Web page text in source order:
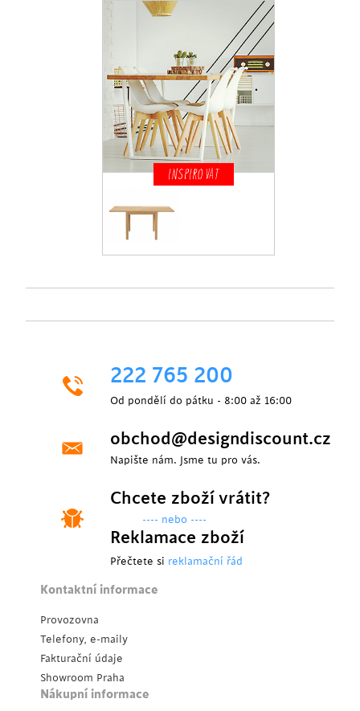
INSPIROVAT
222 765 200
Od pondělí do pátku - 8:00 až 16:00
obchod@designdiscount.cz
Napište nám. Jsme tu pro vás.
Chcete zboží vrátit?
---- nebo ----
Reklamace zboží
Přečtete si reklamační řád
Kontaktní informace
Provozovna
Telefony, e-maily
Fakturační údaje
Showroom Praha
Nákupní informace